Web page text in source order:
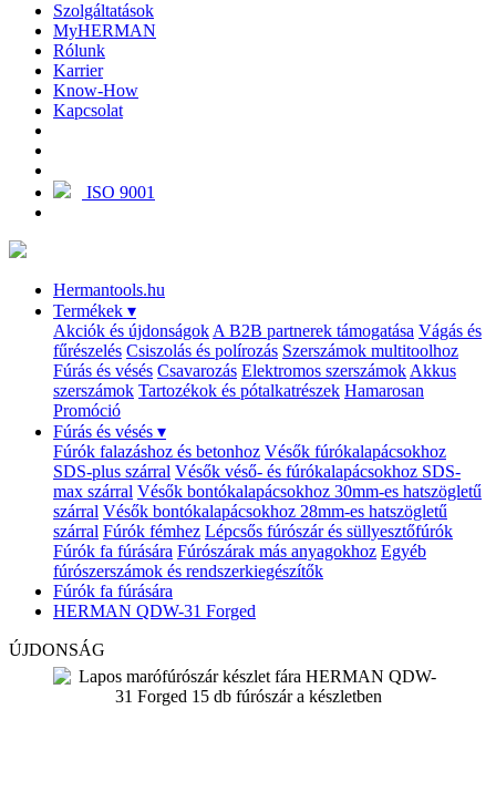
Szolgáltatások
MyHERMAN
Rólunk
Karrier
Know-How
Kapcsolat
ISO 9001
Hermantools.hu
Termékek ▾
Akciók és újdonságok A B2B partnerek támogatása Vágás és
fűrészelés Csiszolás és polírozás Szerszámok multitoolhoz
Fúrás és vésés Csavarozás Elektromos szerszámok Akkus
szerszámok Tartozékok és pótalkatrészek Hamarosan
Promóció
Fúrás és vésés ▾
Fúrók falazáshoz és betonhoz Vésők fúrókalapácsokhoz
SDS-plus szárral Vésők véső- és fúrókalapácsokhoz SDS-
max szárral Vésők bontókalapácsokhoz 30mm-es hatszögletű
szárral Vésők bontókalapácsokhoz 28mm-es hatszögletű
szárral Fúrók fémhez Lépcsős fúrószár és süllyesztőfúrók
Fúrók fa fúrására Fúrószárak más anyagokhoz Egyéb
fúrószerszámok és rendszerkiegészítők
Fúrók fa fúrására
HERMAN QDW-31 Forged
ÚJDONSÁG